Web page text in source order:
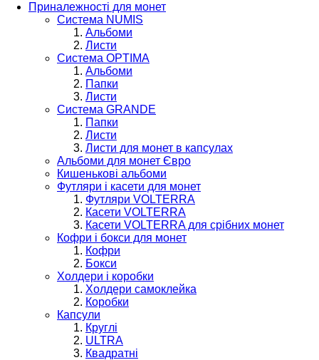
Приналежності для монет
Система NUMIS
Альбоми
Листи
Система OPTIMA
Альбоми
Папки
Листи
Система GRANDE
Папки
Листи
Листи для монет в капсулах
Альбоми для монет Євро
Кишенькові альбоми
Футляри і касети для монет
Футляри VOLTERRA
Касети VOLTERRA
Касети VOLTERRA для срібних монет
Кофри і бокси для монет
Кофри
Бокси
Холдери і коробки
Холдери самоклейка
Коробки
Капсули
Круглі
ULTRA
Квадратні